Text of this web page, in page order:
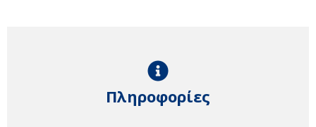
Πληροφορίες